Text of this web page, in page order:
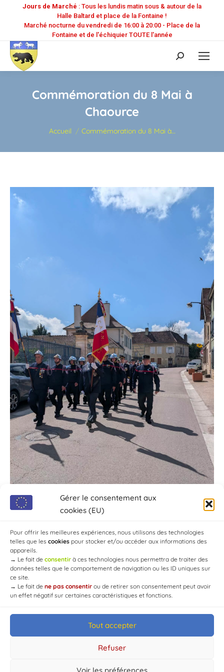
Gérer le consentement aux
cookies (EU)
Pour offrir les meilleures expériences, nous utilisons des technologies
telles que les cookies pour stocker et/ou accéder aux informations des
appareils.
→ Le fait de consentir à ces technologies nous permettra de traiter des
données telles que le comportement de navigation ou les ID uniques sur
ce site.
→ Le fait de ne pas consentir ou de retirer son consentement peut avoir
un effet négatif sur certaines caractéristiques et fonctions.
Tout accepter
Refuser
Voir les préférences
Jours de Marché : Tous les lundis matin sous & autour de la
Halle Baltard et place de la Fontaine !
Marché nocturne du vendredi de 16:00 à 20:00 - Place de la
Fontaine et de l'échiquier TOUTE l'année
Recherche
:
Commémoration du 8 Mai à
Chaource
Vous êtes ici :
Accueil Commémoration du 8 Mai à…
© Mairie de Chaource [2004-2024] | Tous droits réservés.
Developed byWEB3-DESIGN